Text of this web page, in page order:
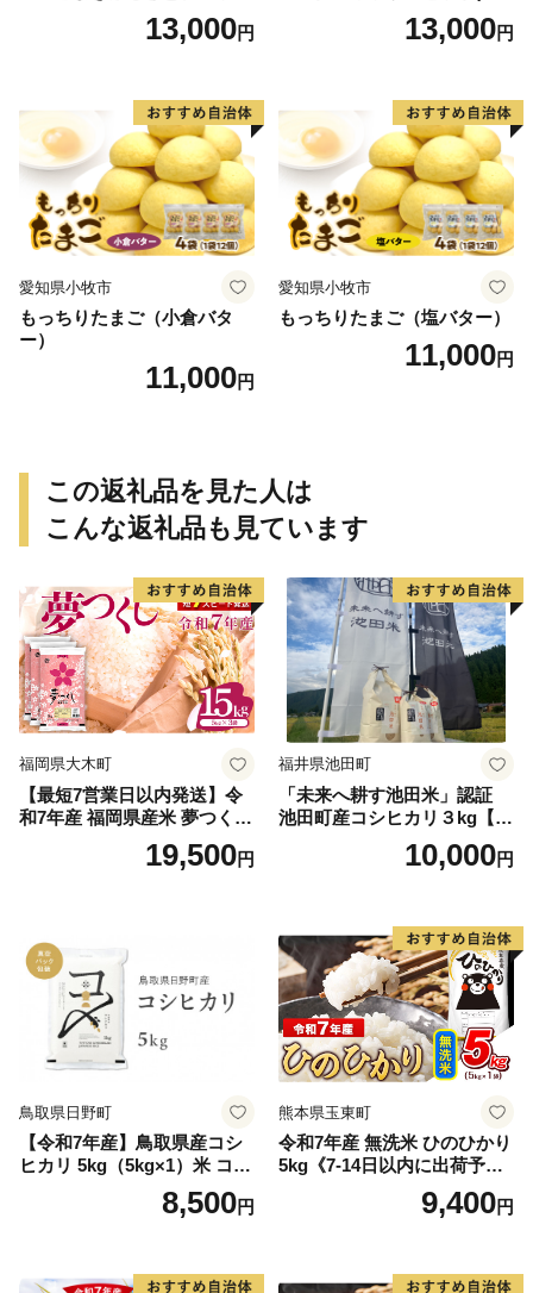
ュセット（20個入り）／災害
用備蓄 保存食 非常食 防災グ
13,000円
個入り)／災害用備蓄 保存食
非常食 防災グッズにも
13,000円
愛知県小牧市
もっちりたまご（小倉バタ
ー）
11,000円
愛知県小牧市
もっちりたまご（塩バター）
11,000円
この返礼品を見た人は
こんな返礼品も見ています
福岡県大木町
【最短7営業日以内発送】令
和7年産 福岡県産米 夢つくし
15kg 精米 ※北海道・沖縄・
19,500円
福井県池田町
「未来へ耕す池田米」認証
池田町産コシヒカリ３kg【お
1人様につき３セットまで】
10,000円
鳥取県日野町
【令和7年産】鳥取県産コシ
ヒカリ 5kg（5kg×1）米 コシ
ヒカリ こしひかり お米 白米
精米 5キロ おこめ こめ コメ
野町産 Elevation
8,500円
熊本県玉東町
令和7年産 無洗米 ひのひかり
5kg《7-14日以内に出荷予定
(土日祝除く)》コメ 米 無洗米
高レビュー｜人気米 熊本県
9,400円